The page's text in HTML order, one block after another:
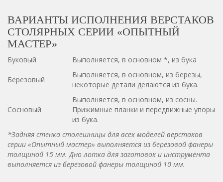
ВАРИАНТЫ ИСПОЛНЕНИЯ ВЕРСТАКОВ
СТОЛЯРНЫХ СЕРИИ «ОПЫТНЫЙ
МАСТЕР»
Буковый Выполняется, в основном *, из бука
Березовый
Выполняется, в основном, из березы,
некоторые детали делаются из бука.
Сосновый
Выполняется, в основном, из сосны.
Прижимные планки и передвижные упоры
из бука.
*Задняя стенка столешницы для всех моделей верстаков
серии «Опытный мастер» выполняется из березовой фанеры
толщиной 15 мм. Дно лотка для заготовок и инструмента
выполняется из березовой фанеры толщиной 10 мм.